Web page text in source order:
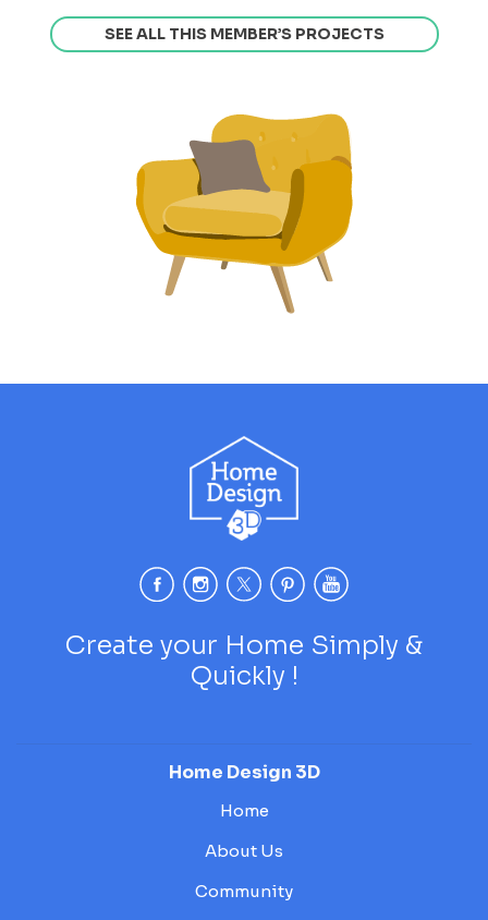
SEE ALL THIS MEMBER’S PROJECTS
Create your Home Simply &
Quickly !
Home Design 3D
Home
About Us
Community